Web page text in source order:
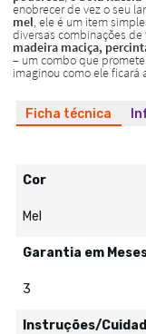
Ficha técnica
Cor
Mel
Garantia em
3
Instruções/